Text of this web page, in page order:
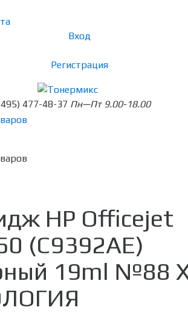
Вход
Регистрация
477-48-37 Пн—Пт 9.00-18.00
HP Officejet
(C9392AE)
19ml №88